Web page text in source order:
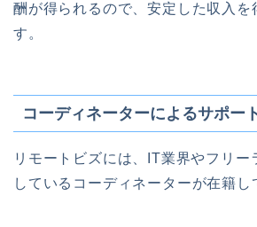
酬が得られるので、安定した収入を
す。
コーディネーターによるサポー
リモートビズには、IT業界やフリー
しているコーディネーターが在籍し